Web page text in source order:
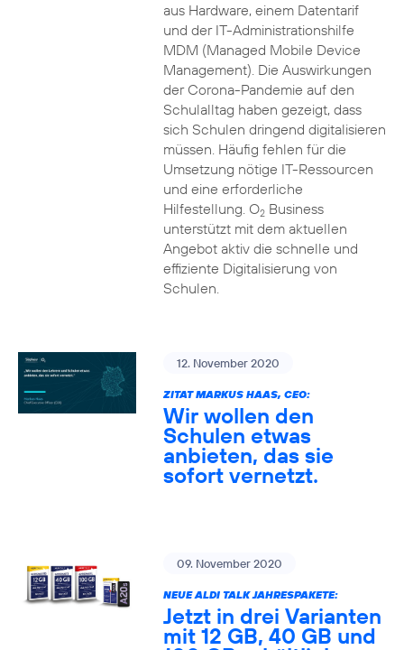
aus Hardware, einem Datentarif
und der IT-Administrationshilfe
MDM (Managed Mobile Device
Management). Die Auswirkungen
der Corona-Pandemie auf den
Schulalltag haben gezeigt, dass
sich Schulen dringend digitalisieren
müssen. Häufig fehlen für die
Umsetzung nötige IT-Ressourcen
und eine erforderliche
Hilfestellung. O2Business
unterstützt mit dem aktuellen
Angebot aktiv die schnelle und
effiziente Digitalisierung von
Schulen.
12. November 2020
ZITAT MARKUS HAAS, CEO:
Wir wollen den
Schulen etwas
anbieten, das sie
sofort vernetzt.
09. November 2020
NEUE ALDI TALK JAHRESPAKETE:
Jetzt in drei Varianten
mit 12 GB, 40 GB und